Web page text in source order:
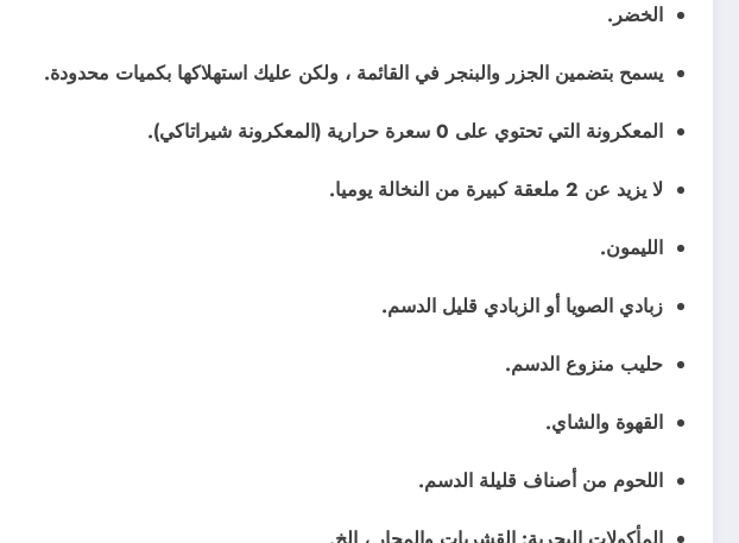
الخضر.
يسمح بتضمين الجزر والبنجر في القائمة ، ولكن عليك استهلاكها بكميات محدودة.
المعكرونة التي تحتوي على 0 سعرة حرارية (المعكرونة شيراتاكي).
لا يزيد عن 2 ملعقة كبيرة من النخالة يوميا.
الليمون.
زبادي الصويا أو الزبادي قليل الدسم.
حليب منزوع الدسم.
القهوة والشاي.
اللحوم من أصناف قليلة الدسم.